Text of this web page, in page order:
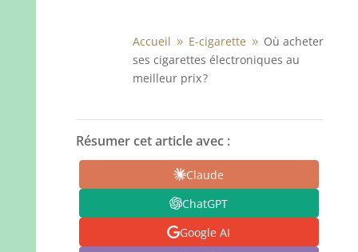
Accueil 9 E-cigarette 9 Où acheter
ses cigarettes électroniques au
meilleur prix ?
Résumer cet article avec :
Claude
ChatGPT
Google AI